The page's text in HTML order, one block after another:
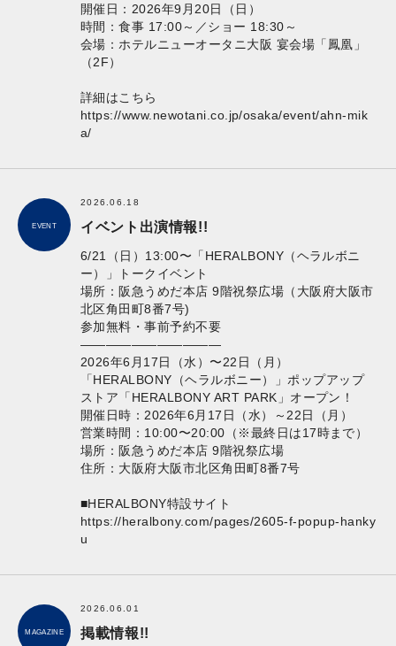
開催日：2026年9月20日（日）
時間：食事 17:00～／ショー 18:30～
会場：ホテルニューオータニ大阪 宴会場「鳳凰」
（2F）
詳細はこちら
https://www.newotani.co.jp/osaka/event/ahn-mik
a/
EVENT
2026.06.18
イベント出演情報!!
6/21（日）13:00〜「HERALBONY（ヘラルボニ
ー）」トークイベント
場所：阪急うめだ本店 9階祝祭広場（大阪府大阪市
北区角田町8番7号)
参加無料・事前予約不要
———————————
2026年6月17日（水）〜22日（月）
「HERALBONY（ヘラルボニー）」ポップアップ
ストア「HERALBONY ART PARK」オープン！
開催日時：2026年6月17日（水）～22日（月）
営業時間：10:00〜20:00（※最終日は17時まで）
場所：阪急うめだ本店 9階祝祭広場
住所：大阪府大阪市北区角田町8番7号
■HERALBONY特設サイト
https://heralbony.com/pages/2605-f-popup-hanky
u
MAGAZINE
2026.06.01
掲載情報!!